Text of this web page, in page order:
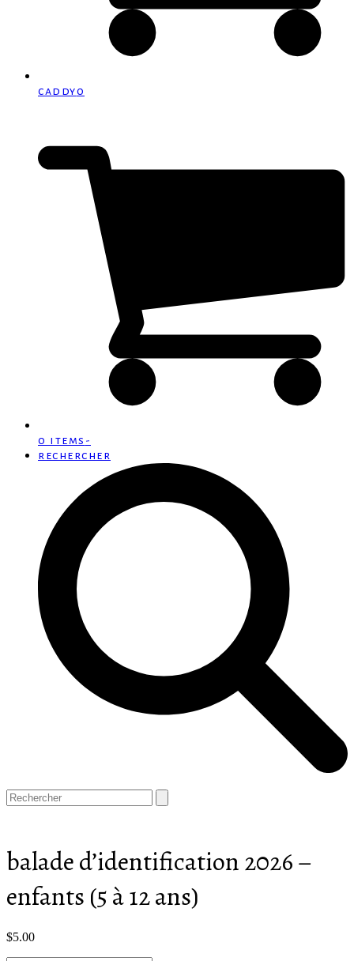
caddy0
0 items -
rechercher
Open
mobile
Close
mobile
Panier
Search
balade d’identification 2026 –
enfants (5 à 12 ans)
$5.00